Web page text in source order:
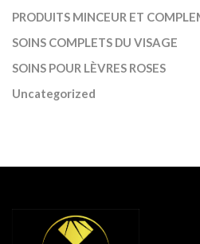
PRODUITS MINCEUR ET
SOINS COMPLETS DU VISAGE
SOINS POUR LÈVRES ROSES
Uncategorized